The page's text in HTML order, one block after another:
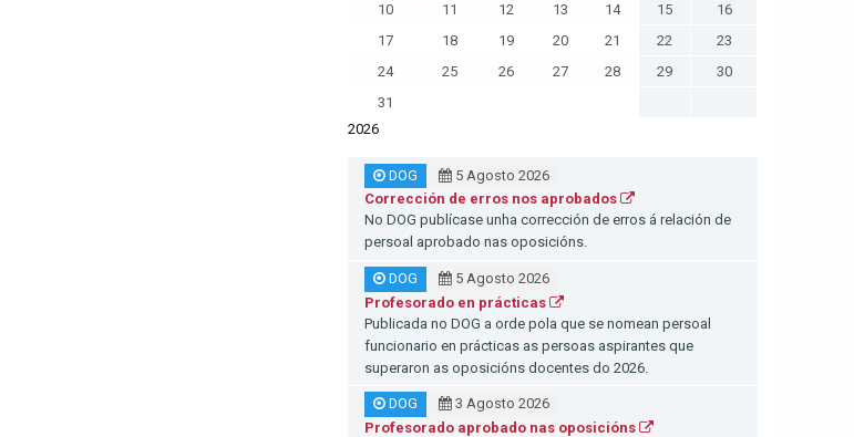
10
11 12 13 14 15
16
17
18 19 20 21 22
23
24
25 26 27 28 29
30
31
2026
DOG
5 Agosto 2026
Corrección de erros nos aprobados
No DOG publícase unha corrección de erros á relación de
persoal aprobado nas oposicións.
DOG
5 Agosto 2026
Profesorado en prácticas
Publicada no DOG a orde pola que se nomean persoal
funcionario en prácticas as persoas aspirantes que
superaron as oposicións docentes do 2026.
DOG
3 Agosto 2026
Profesorado aprobado nas oposicións